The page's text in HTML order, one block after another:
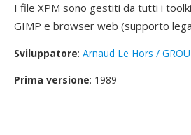
I file XPM sono gestiti da tutti i
GIMP e browser web (supporto
Sviluppatore: Arnaud Le Hors /
Prima versione: 1989